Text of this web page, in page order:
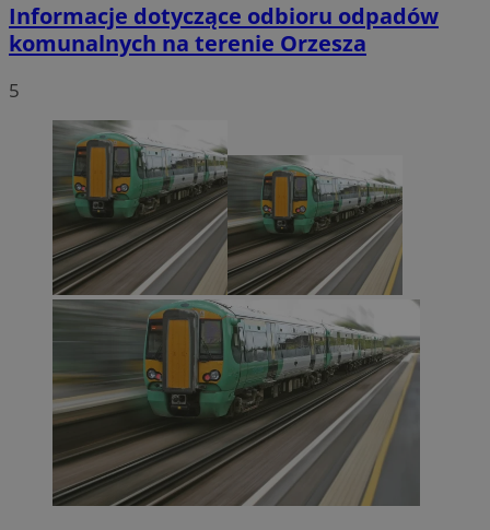
Informacje dotyczące odbioru odpadów
komunalnych na terenie Orzesza
5